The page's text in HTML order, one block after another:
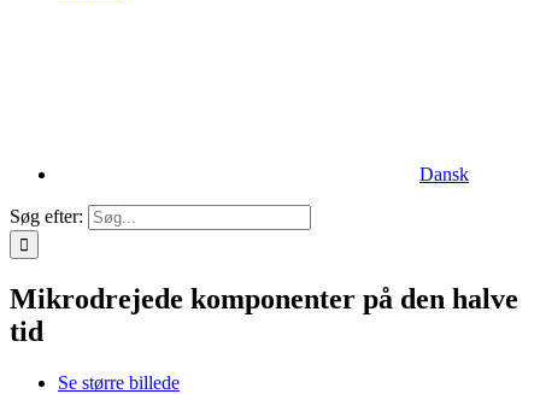
Dansk
Søg efter:
Mikrodrejede komponenter på den halve
tid
Se større billede